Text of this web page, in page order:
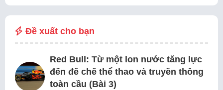
Đề xuất cho bạn
Red Bull: Từ một lon nước tăng lực
đến đế chế thể thao và truyền thông
toàn cầu (Bài 3)